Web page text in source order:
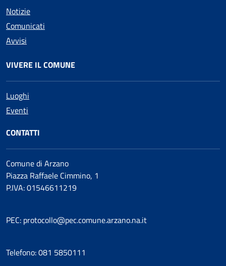
Notizie
Comunicati
Avvisi
VIVERE IL COMUNE
Luoghi
Eventi
CONTATTI
Comune di Arzano
Piazza Raffaele Cimmino, 1
P.IVA: 01546611219
PEC: protocollo@pec.comune.arzano.na.it
Telefono: 081 5850111